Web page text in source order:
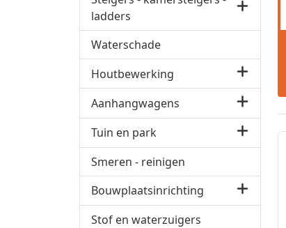
ladders
Waterschade
Houtbewerking
Aanhangwagens
Tuin en park
Smeren - reinigen
Bouwplaatsinrichting
Stof en waterzuigers